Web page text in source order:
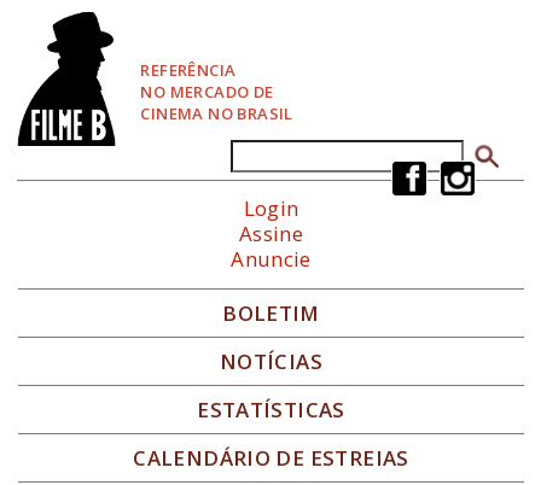
REFERÊNCIA
NO MERCADO DE
CINEMA NO BRASIL
Formulário de busca
Login
Assine
Anuncie
BOLETIM
NOTÍCIAS
ESTATÍSTICAS
CALENDÁRIO DE ESTREIAS